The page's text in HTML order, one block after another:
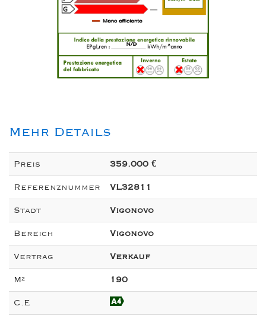
2
n/d
Mehr Details
Preis 359.000 €
Referenznummer VL32811
Stadt Vigonovo
Bereich Vigonovo
Vertrag Verkauf
M² 190
C.E